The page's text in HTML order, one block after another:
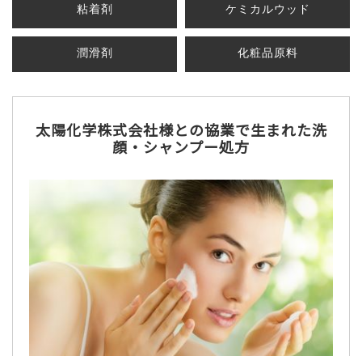
粘着剤 ケミカルウッド
潤滑剤 化粧品原料
太陽化学株式会社様との​協業で生まれた洗
顔・シャンプー処方​